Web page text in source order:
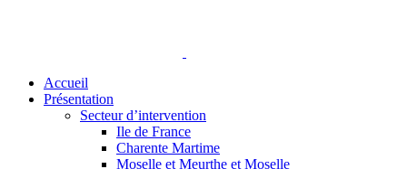
Accueil
Présentation
Secteur d’intervention
Ile de France
Charente Martime
Moselle et Meurthe et Moselle